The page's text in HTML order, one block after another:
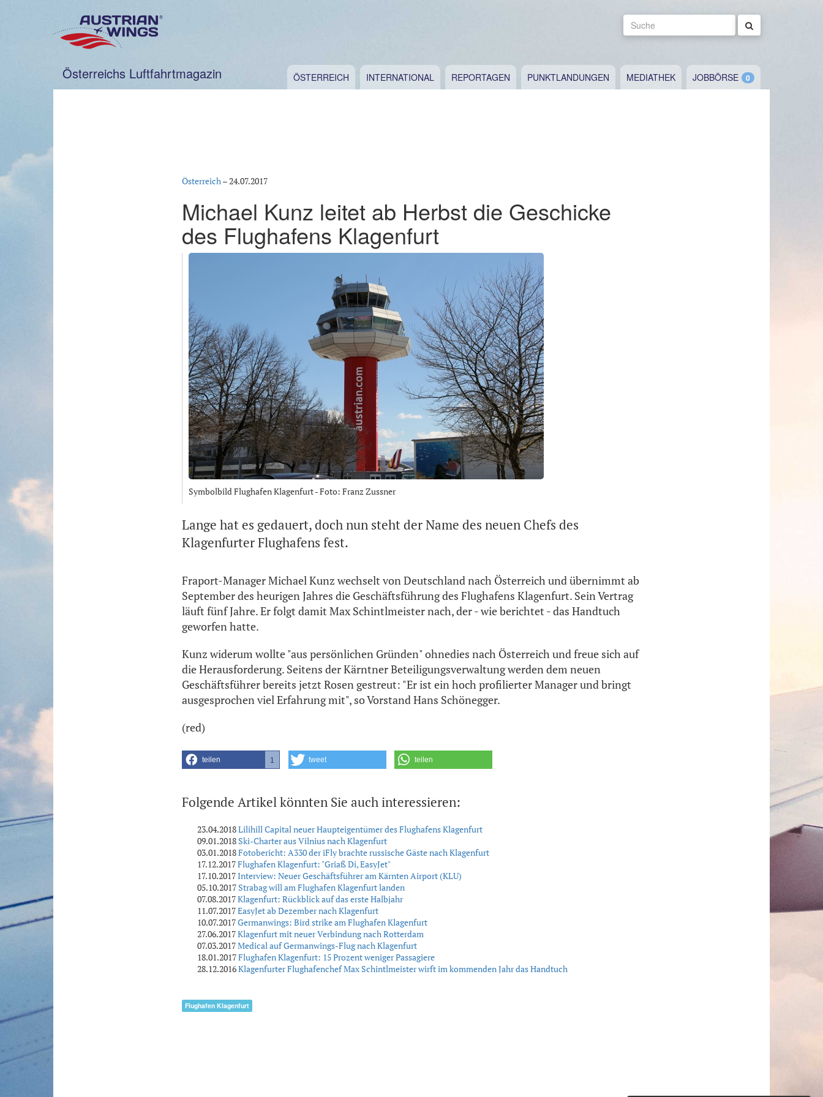
Suche
Österreichs Luftfahrtmagazin ÖSTERREICH INTERNATIONAL REPORTAGEN PUNKTLANDUNGEN MEDIATHEK JOBBÖRSE
Österreich–24.07.2017
Michael Kunz leitet ab Herbst die Geschicke
des Flughafens Klagenfurt
Symbolbild Flughafen Klagenfurt - Foto: Franz Zussner
Lange hat es gedauert, doch nun steht der Name des neuen Chefs des
Klagenfurter Flughafens fest.
Fraport-Manager Michael Kunz wechselt von Deutschland nach Österreich und übernimmt ab
September des heurigen Jahres die Geschäftsführung des Flughafens Klagenfurt. Sein Vertrag
läuft fünf Jahre. Er folgt damit Max Schintlmeister nach, der - wie berichtet - das Handtuch
geworfen hatte.
Kunz widerum wollte "aus persönlichen Gründen" ohnedies nach Österreich und freue sich auf
die Herausforderung. Seitens der Kärntner Beteiligungsverwaltung werden dem neuen
Geschäftsführer bereits jetzt Rosen gestreut: "Er ist ein hoch profilierter Manager und bringt
ausgesprochen viel Erfahrung mit", so Vorstand Hans Schönegger.
(red)
teilen 1 tweet teilen
Folgende Artikel könnten Sie auch interessieren:
23.04.2018Lilihill Capital neuer Haupteigentümer des Flughafens Klagenfurt
09.01.2018 Ski-Charter aus Vilnius nach Klagenfurt
03.01.2018Fotobericht: A330 der iFly brachte russische Gäste nach Klagenfurt
17.12.2017Flughafen Klagenfurt: "Griaß Di, EasyJet"
17.10.2017Interview: Neuer Geschäftsführer am Kärnten Airport (KLU)
05.10.2017 Strabag will am Flughafen Klagenfurt landen
07.08.2017Klagenfurt: Rückblick auf das erste Halbjahr
11.07.2017EasyJet ab Dezember nach Klagenfurt
10.07.2017Germanwings: Bird strike am Flughafen Klagenfurt
27.06.2017Klagenfurt mit neuer Verbindung nach Rotterdam
07.03.2017Medical auf Germanwings-Flug nach Klagenfurt
18.01.2017Flughafen Klagenfurt: 15 Prozent weniger Passagiere
28.12.2016Klagenfurter Flughafenchef Max Schintlmeister wirft im kommenden Jahr das Handtuch
Flughafen Klagenfurt